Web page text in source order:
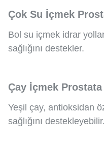
Çok Su İçmek
Bol su içmek idrar
sağlığını destekler.
Çay İçmek
Yeşil çay, antioksidan
sağlığını destekleyebilir.